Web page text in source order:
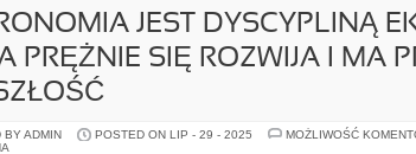
JEST DYSCYPLINĄ
PRĘŻNIE SIĘ ROZWIJA I MA
BY ADMIN POSTED ON LIP - 29 - 2025 MOŻLIWOŚĆ